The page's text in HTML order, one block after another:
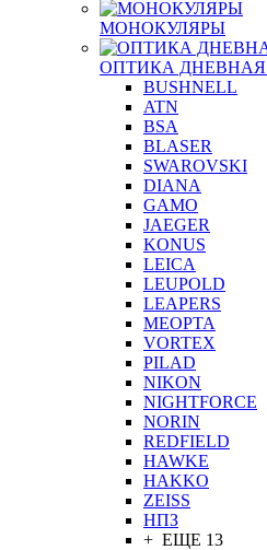
МОНОКУЛЯРЫ
ОПТИКА ДНЕВНАЯ
BUSHNELL
ATN
BSA
BLASER
SWAROVSKI
DIANA
GAMO
JAEGER
KONUS
LEICA
LEUPOLD
LEAPERS
MEOPTA
VORTEX
PILAD
NIKON
NIGHTFORCE
NORIN
REDFIELD
HAWKE
HAKKO
ZEISS
НПЗ
+ ЕЩЕ 13